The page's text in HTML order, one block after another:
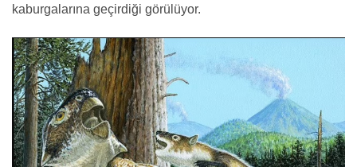
kaburgalarına geçirdiği görülüyor.